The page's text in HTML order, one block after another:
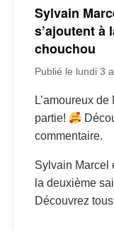
Sylvain
s’ajoutent à
chouchou
Publié le lundi 3
L’amoureux
partie!
commentaire.
Sylvain Marcel
la deuxième
Découvrez